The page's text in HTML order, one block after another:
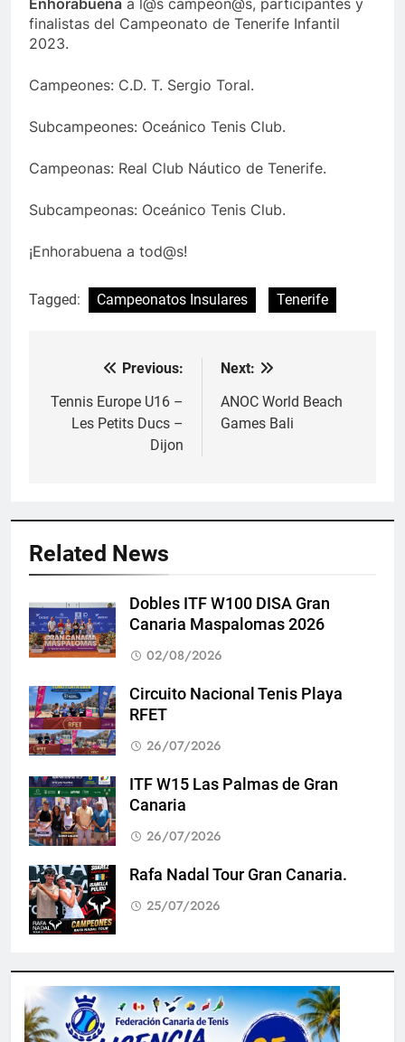
Enhorabuena a l@s campeon@s, participantes y
finalistas del Campeonato de Tenerife Infantil
2023.
Campeones: C.D. T. Sergio Toral.
Subcampeones: Oceánico Tenis Club.
Campeonas: Real Club Náutico de Tenerife.
Subcampeonas: Oceánico Tenis Club.
¡Enhorabuena a tod@s!
Tagged: Campeonatos Insulares Tenerife
Navegación
de
Previous:
Tennis Europe U16 –
Les Petits Ducs –
Dijon
Next:
ANOC World Beach
Games Bali
Related News
Dobles ITF W100 DISA Gran
Canaria Maspalomas 2026
02/08/2026
Circuito Nacional Tenis Playa
RFET
26/07/2026
ITF W15 Las Palmas de Gran
Canaria
26/07/2026
Rafa Nadal Tour Gran Canaria.
25/07/2026